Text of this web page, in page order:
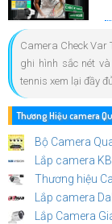
Camera Check Var
ghi hình sắc nét
tennis xem lại đầy
Thương Hiệu camera
Bộ Camera
Lắp camera
Thương hiệu
Lắp camera
Lắp Camera